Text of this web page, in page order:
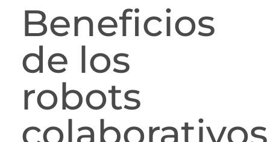
Beneficios
de los
robots